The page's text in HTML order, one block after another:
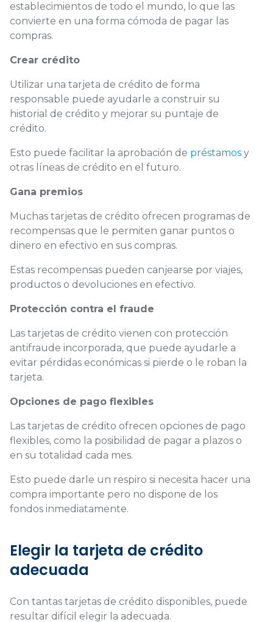
establecimientos de todo el mundo, lo que las
convierte en una forma cómoda de pagar las
compras.
Crear crédito
Utilizar una tarjeta de crédito de forma
responsable puede ayudarle a construir su
historial de crédito y mejorar su puntaje de
crédito.
Esto puede facilitar la aprobación de préstamos y
otras líneas de crédito en el futuro.
Gana premios
Muchas tarjetas de crédito ofrecen programas de
recompensas que le permiten ganar puntos o
dinero en efectivo en sus compras.
Estas recompensas pueden canjearse por viajes,
productos o devoluciones en efectivo.
Protección contra el fraude
Las tarjetas de crédito vienen con protección
antifraude incorporada, que puede ayudarle a
evitar pérdidas económicas si pierde o le roban la
tarjeta.
Opciones de pago flexibles
Las tarjetas de crédito ofrecen opciones de pago
flexibles, como la posibilidad de pagar a plazos o
en su totalidad cada mes.
Esto puede darle un respiro si necesita hacer una
compra importante pero no dispone de los
fondos inmediatamente.
Elegir la tarjeta de crédito
adecuada
Con tantas tarjetas de crédito disponibles, puede
resultar difícil elegir la adecuada.